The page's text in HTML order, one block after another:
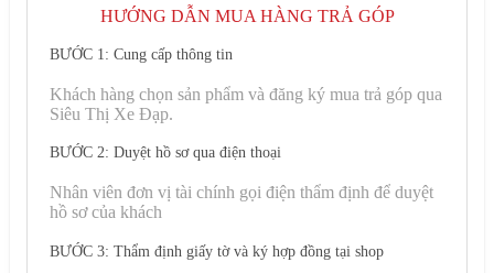
HƯỚNG DẪN MUA HÀNG TRẢ GÓP
BƯỚC 1: Cung cấp thông tin
Khách hàng chọn sản phẩm và đăng ký mua trả góp qua
Siêu Thị Xe Đạp.
BƯỚC 2: Duyệt hồ sơ qua điện thoại
Nhân viên đơn vị tài chính gọi điện thẩm định để duyệt
hồ sơ của khách
BƯỚC 3: Thẩm định giấy tờ và ký hợp đồng tại shop